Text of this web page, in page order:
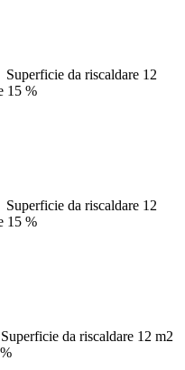
Superficie da riscaldare 12
15 %
Superficie da riscaldare 12
15 %
Superficie da riscaldare 12 m2